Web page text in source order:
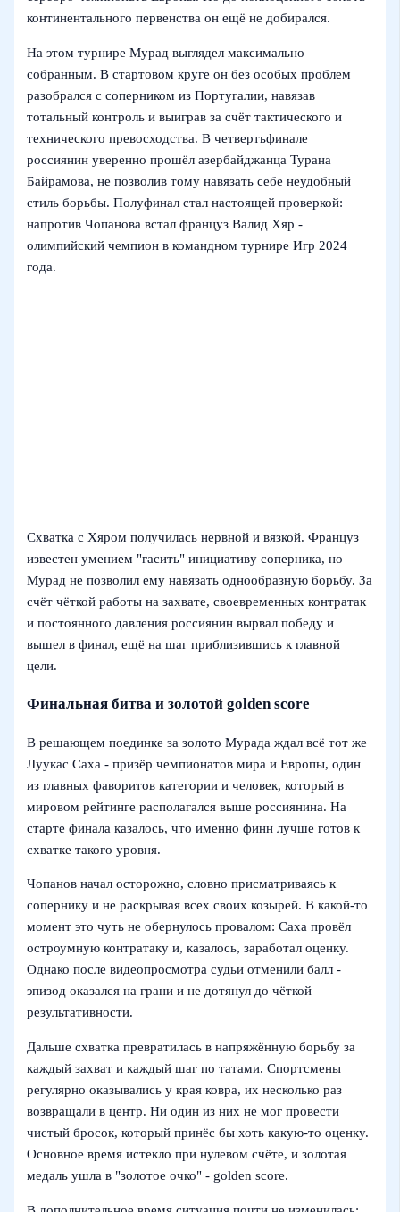
континентального первенства он ещё не добирался.
На этом турнире Мурад выглядел максимально
собранным. В стартовом круге он без особых проблем
разобрался с соперником из Португалии, навязав
тотальный контроль и выиграв за счёт тактического и
технического превосходства. В четвертьфинале
россиянин уверенно прошёл азербайджанца Турана
Байрамова, не позволив тому навязать себе неудобный
стиль борьбы. Полуфинал стал настоящей проверкой:
напротив Чопанова встал француз Валид Хяр -
олимпийский чемпион в командном турнире Игр 2024
года.
Схватка с Хяром получилась нервной и вязкой. Француз
известен умением "гасить" инициативу соперника, но
Мурад не позволил ему навязать однообразную борьбу. За
счёт чёткой работы на захвате, своевременных контратак
и постоянного давления россиянин вырвал победу и
вышел в финал, ещё на шаг приблизившись к главной
цели.
Финальная битва и золотой golden score
В решающем поединке за золото Мурада ждал всё тот же
Луукас Саха - призёр чемпионатов мира и Европы, один
из главных фаворитов категории и человек, который в
мировом рейтинге располагался выше россиянина. На
старте финала казалось, что именно финн лучше готов к
схватке такого уровня.
Чопанов начал осторожно, словно присматриваясь к
сопернику и не раскрывая всех своих козырей. В какой‑то
момент это чуть не обернулось провалом: Саха провёл
остроумную контратаку и, казалось, заработал оценку.
Однако после видеопросмотра судьи отменили балл -
эпизод оказался на грани и не дотянул до чёткой
результативности.
Дальше схватка превратилась в напряжённую борьбу за
каждый захват и каждый шаг по татами. Спортсмены
регулярно оказывались у края ковра, их несколько раз
возвращали в центр. Ни один из них не мог провести
чистый бросок, который принёс бы хоть какую‑то оценку.
Основное время истекло при нулевом счёте, и золотая
медаль ушла в "золотое очко" - golden score.